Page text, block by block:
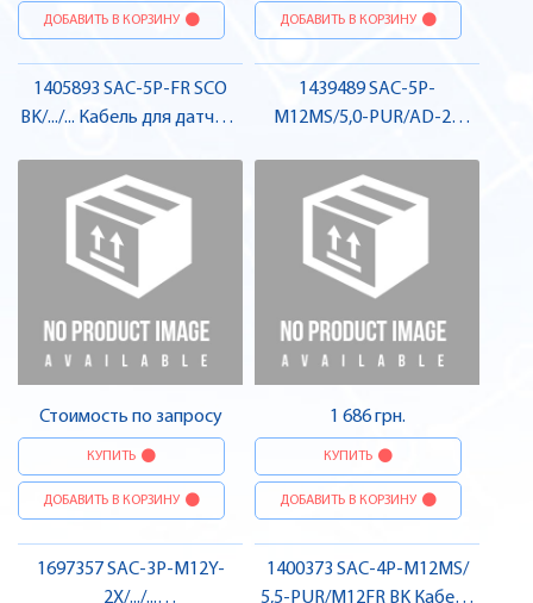
ДОБАВИТЬ В КОРЗИНУ ДОБАВИТЬ В КОРЗИНУ
1405893 SAC-5P-FR SCO
BK/.../... Кабель для датчика
Pheonix Contact
Стоимость по запросу
КУПИТЬ
ДОБАВИТЬ В КОРЗИНУ
1439489 SAC-5P-
M12MS/5,0-PUR/AD-2L
виконавчого елемента, для
електромагнітного
клапану , Pheonix Contact
1 686 грн.
КУПИТЬ
ДОБАВИТЬ В КОРЗИНУ
1697357 SAC-3P-M12Y-
2X/.../...
1400373 SAC-4P-M12MS/
5,5-PUR/M12FR BK Кабель